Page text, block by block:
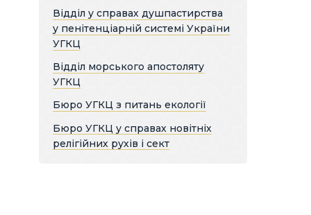
Відділ у справах душпастирства
у пенітенціарній системі України
УГКЦ
Відділ морського апостоляту
УГКЦ
Бюро УГКЦ з питань екології
Бюро УГКЦ у справах новітніх
релігійних рухів і сект